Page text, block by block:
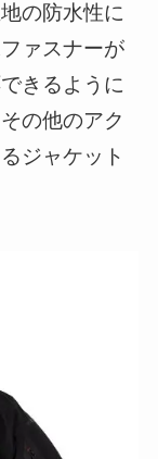
の防水性に
ァスナーが
きるように
の他のアク
ジャケット